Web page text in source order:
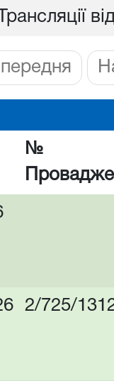
Трансляції
№
2/725/